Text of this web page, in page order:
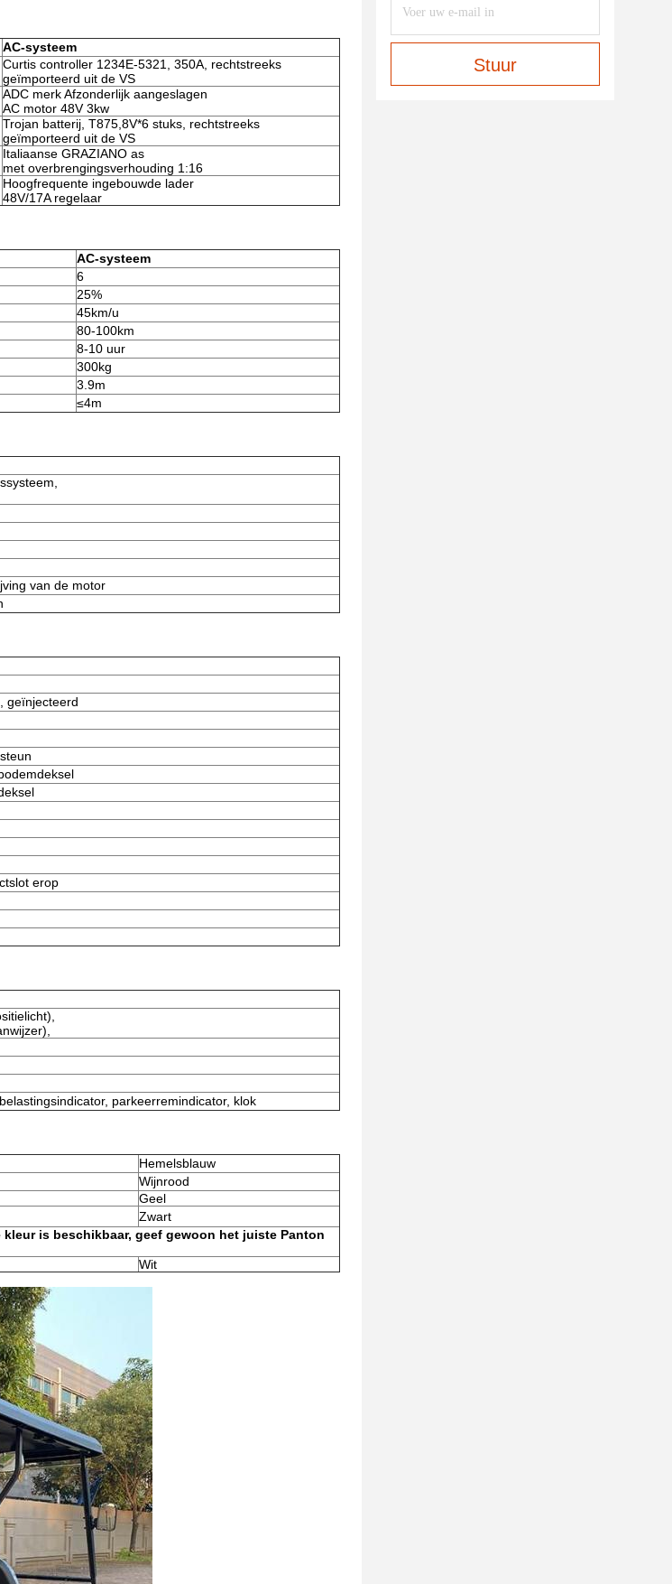
AC-systeem
Curtis controller 1234E-5321, 350A, rechtstreeks
geïmporteerd uit de VS
ADC merk Afzonderlijk aangeslagen
AC motor 48V 3kw
Trojan batterij, T875,8V*6 stuks, rechtstreeks
geïmporteerd uit de VS
Italiaanse GRAZIANO as
met overbrengingsverhouding 1:16
Hoogfrequente ingebouwde lader
48V/17A regelaar
AC-systeem
6
25%
45km/u
80-100km
8-10 uur
300kg
3.9m
≤4m
van de motor
geïnjecteerd
erop
parkeerremindicator, klok
Hemelsblauw
Wijnrood
Geel
Zwart
is beschikbaar, geef gewoon het juiste Panton
Wit
Stuur